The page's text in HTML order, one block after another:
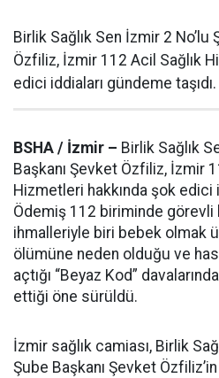
Birlik Sağlık Sen İzmir 2 No’lu
Özfiliz, İzmir 112 Acil Sağlık
edici iddiaları gündeme taşıdı.
BSHA / İzmir – Birlik Sağlık
Başkanı Şevket Özfiliz, İzmir
Hizmetleri hakkında şok edici
Ödemiş 112 biriminde görevli
ihmalleriyle biri bebek olmak
ölümüne neden olduğu ve
açtığı “Beyaz Kod”
ettiği öne sürüldü.
İzmir sağlık camiası, Birlik
Şube Başkanı Şevket Özfiliz’in